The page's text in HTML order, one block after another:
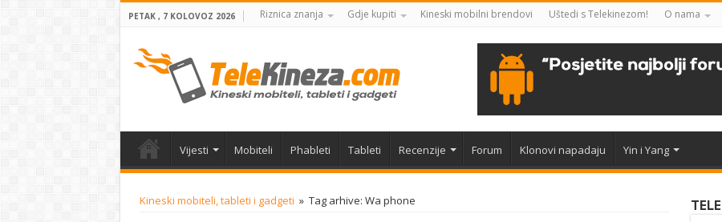
PETAK , 7 KOLOVOZ 2026 Riznica znanja Gdje kupiti Kineski mobilni brendovi Uštedi s Telekinezom! O nama
Vijesti Mobiteli Phableti Tableti Recenzije Forum Klonovi napadaju Yin i Yang
Kineski mobiteli, tableti i gadgeti » Tag arhive: Wa phone